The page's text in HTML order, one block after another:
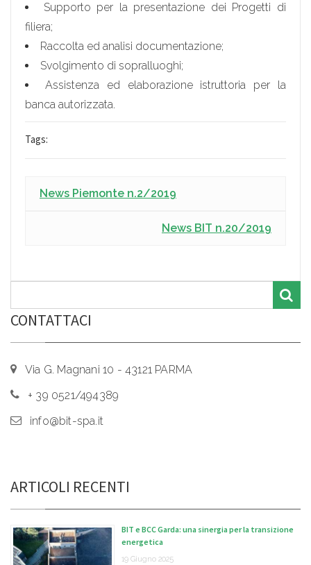
Supporto per la presentazione dei Progetti di
filiera;
Raccolta ed analisi documentazione;
Svolgimento di sopralluoghi;
Assistenza ed elaborazione istruttoria per la
banca autorizzata.
Tags:
News Piemonte n.2/2019
News BIT n.20/2019
CONTATTACI
Via G. Magnani 10 - 43121 PARMA
+ 39 0521/494389
info@bit-spa.it
ARTICOLI RECENTI
BIT e BCC Garda: una sinergia per la transizione
energetica
19 Giugno 2025